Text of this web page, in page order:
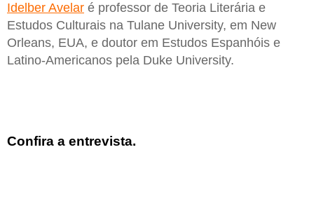
Idelber Avelar é professor de Teoria Literária e
Estudos Culturais na Tulane University, em New
Orleans, EUA, e doutor em Estudos Espanhóis e
Latino-Americanos pela Duke University.
Confira a entrevista.